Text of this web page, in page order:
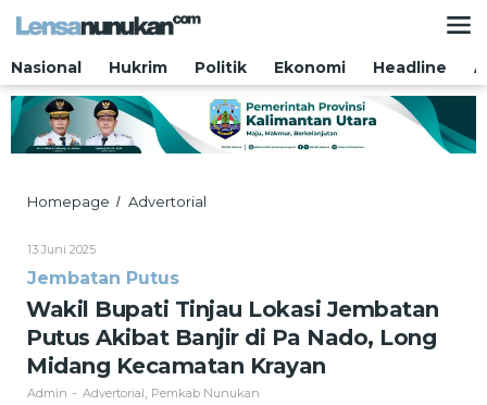
Nasional
Hukrim Politik Ekonomi Headline
Homepage / Advertorial
Putus
Akibat
Banjir
di
Pa
Nado,
13 Juni 2025Oleh
Jembatan Putus
Wakil Bupati Tinjau Lokasi Jembatan
Putus Akibat Banjir di Pa Nado, Long
Midang Kecamatan Krayan
Admin - Advertorial Pemkab Nunukan